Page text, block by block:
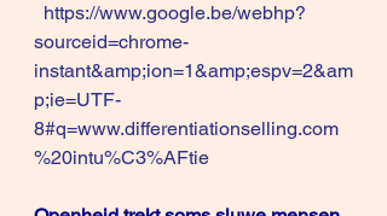
https://www.google.be/webhp?
sourceid=chrome-
instant&amp;ion=1&amp;espv=2&am
p;ie=UTF-
8#q=www.differentiationselling.com
%20intu%C3%AFtie